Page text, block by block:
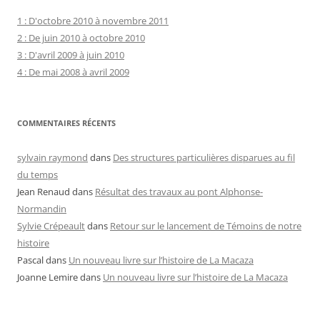
1 : D'octobre 2010 à novembre 2011
2 : De juin 2010 à octobre 2010
3 : D'avril 2009 à juin 2010
4 : De mai 2008 à avril 2009
COMMENTAIRES RÉCENTS
sylvain raymond dans Des structures particulières disparues au fil
du temps
Jean Renaud dans Résultat des travaux au pont Alphonse-
Normandin
Sylvie Crépeaultdans Retour sur le lancement de Témoins de notre
histoire
Pascaldans Un nouveau livre sur l’histoire de La Macaza
Joanne Lemiredans Un nouveau livre sur l’histoire de La Macaza